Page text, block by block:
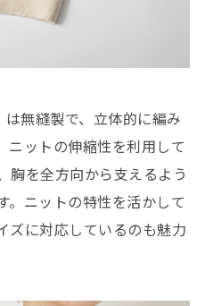
無縫製で、立体的に編み
ニットの伸縮性を利用して
胸を全方向から支えるよう
。ニットの特性を活かして
ズに対応しているのも魅力